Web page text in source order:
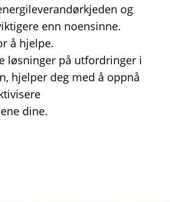
og
enn noensinne.
å hjelpe.
løsninger på utfordringer i
hjelper deg med å oppnå
dine.